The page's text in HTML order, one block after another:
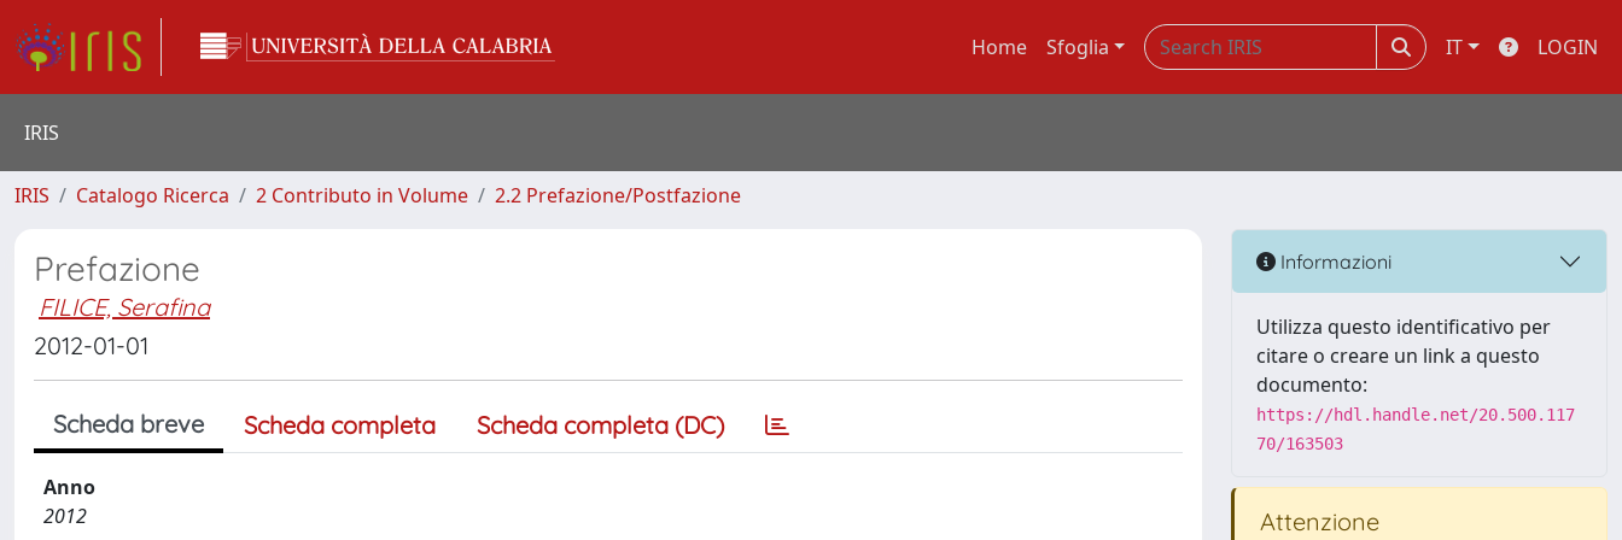
Home Sfoglia IT LOGIN
IRIS
IRIS Catalogo Ricerca 2 Contributo in Volume 2.2 Prefazione/Postfazione
Prefazione
FILICE, Serafina
2012-01-01
Scheda breve Scheda completa Scheda completa (DC)
Anno
2012
Informazioni
Utilizza questo identificativo per
citare o creare un link a questo
documento:
https://hdl.handle.net/20.500.117
70/163503
Attenzione